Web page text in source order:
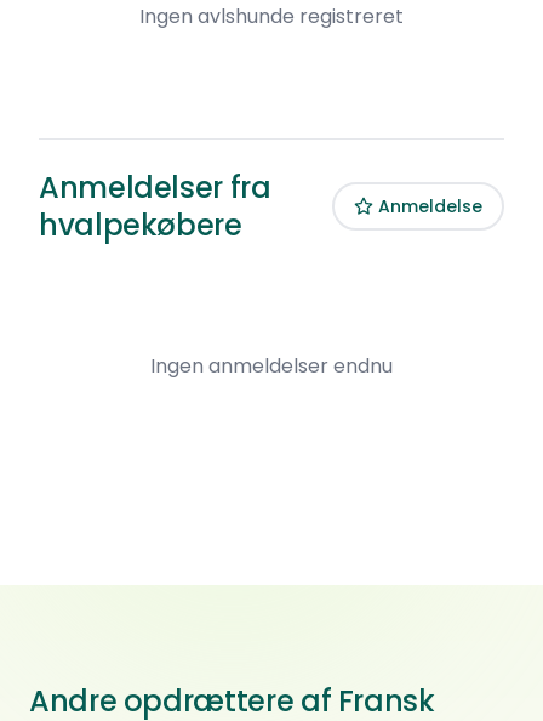
Ingen avlshunde registreret
Anmeldelser fra
hvalpekøbere
Anmeldelse
Ingen anmeldelser endnu
Andre opdrættere af Fransk